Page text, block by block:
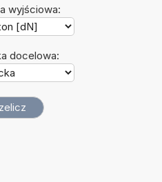
wyjściowa:
docelowa: